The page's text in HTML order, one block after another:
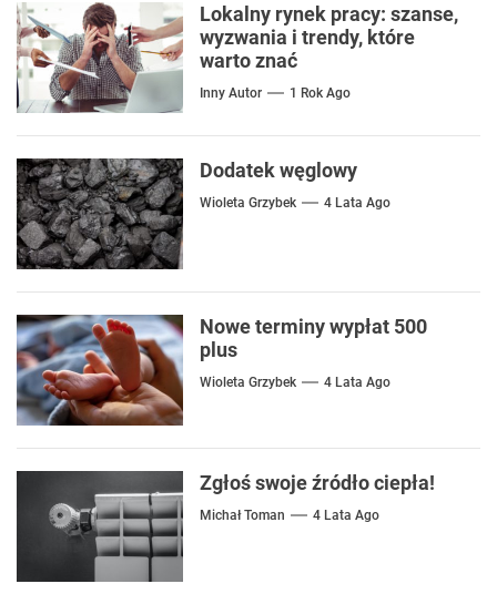
Lokalny rynek pracy: szanse,
wyzwania i trendy, które
warto znać
Inny Autor 1 Rok Ago
Dodatek węglowy
Wioleta Grzybek 4 Lata Ago
Nowe terminy wypłat 500
plus
Wioleta Grzybek 4 Lata Ago
Zgłoś swoje źródło ciepła!
Michał Toman 4 Lata Ago